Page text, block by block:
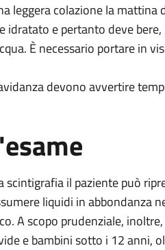
leggera colazione la
idratato e pertanto deve
È necessario portare in
devono avvertire
scintigrafia il paziente può
liquidi in abbondanza
A scopo prudenziale,
e bambini sotto i 12 anni,